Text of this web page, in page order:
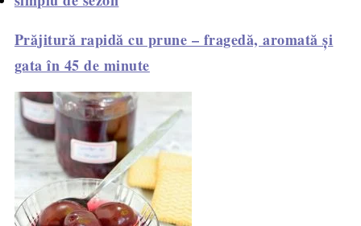
Prăjitură rapidă cu prune – fragedă, aromată și
gata în 45 de minute